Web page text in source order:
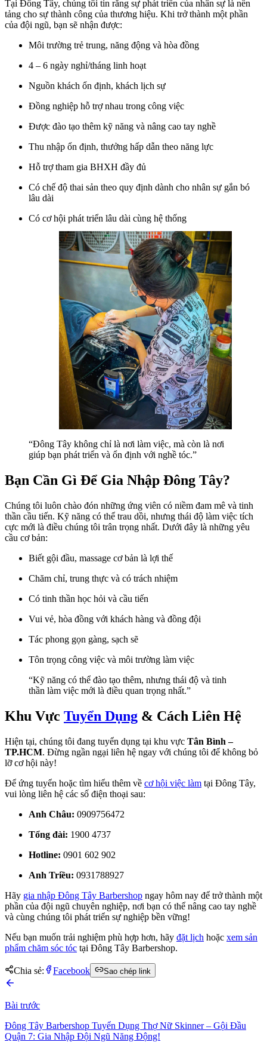
Tại Đông Tây, chúng tôi tin rằng sự phát triển của nhân sự là nền
tảng cho sự thành công của thương hiệu. Khi trở thành một phần
của đội ngũ, bạn sẽ nhận được:
Môi trường trẻ trung, năng động và hòa đồng
4 – 6 ngày nghỉ/tháng linh hoạt
Nguồn khách ổn định, khách lịch sự
Đồng nghiệp hỗ trợ nhau trong công việc
Được đào tạo thêm kỹ năng và nâng cao tay nghề
Thu nhập ổn định, thưởng hấp dẫn theo năng lực
Hỗ trợ tham gia BHXH đầy đủ
Có chế độ thai sản theo quy định dành cho nhân sự gắn bó
lâu dài
Có cơ hội phát triển lâu dài cùng hệ thống
“Đông Tây không chỉ là nơi làm việc, mà còn là nơi
giúp bạn phát triển và ổn định với nghề tóc.”
Bạn Cần Gì Để Gia Nhập Đông Tây?
Chúng tôi luôn chào đón những ứng viên có niềm đam mê và tinh
thần cầu tiến. Kỹ năng có thể trau dồi, nhưng thái độ làm việc tích
cực mới là điều chúng tôi trân trọng nhất. Dưới đây là những yêu
cầu cơ bản:
Biết gội đầu, massage cơ bản là lợi thế
Chăm chỉ, trung thực và có trách nhiệm
Có tinh thần học hỏi và cầu tiến
Vui vẻ, hòa đồng với khách hàng và đồng đội
Tác phong gọn gàng, sạch sẽ
Tôn trọng công việc và môi trường làm việc
“Kỹ năng có thể đào tạo thêm, nhưng thái độ và tinh
thần làm việc mới là điều quan trọng nhất.”
Khu Vực Tuyển Dụng & Cách Liên Hệ
Hiện tại, chúng tôi đang tuyển dụng tại khu vực Tân Bình –
TP.HCM. Đừng ngần ngại liên hệ ngay với chúng tôi để không bỏ
lỡ cơ hội này!
Để ứng tuyển hoặc tìm hiểu thêm về cơ hội việc làm tại Đông Tây,
vui lòng liên hệ các số điện thoại sau:
Anh Châu: 0909756472
Tổng đài: 1900 4737
Hotline: 0901 602 902
Anh Triều: 0931788927
Hãy gia nhập Đông Tây Barbershop ngay hôm nay để trở thành một
phần của đội ngũ chuyên nghiệp, nơi bạn có thể nâng cao tay nghề
và cùng chúng tôi phát triển sự nghiệp bền vững!
Nếu bạn muốn trải nghiệm phù hợp hơn, hãy đặt lịch hoặc xem sản
phẩm chăm sóc tóc tại Đông Tây Barbershop.
Chia sẻ: Facebook Sao chép link
Bài trước
Đông Tây Barbershop Tuyển Dụng Thợ Nữ Skinner – Gội Đầu
Quận 7: Gia Nhập Đội Ngũ Năng Động!